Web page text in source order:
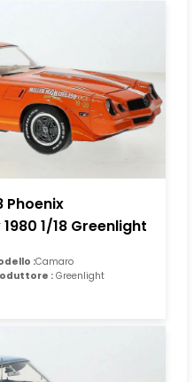
Phoenix
1/18 Greenlight
:Camaro
: Greenlight